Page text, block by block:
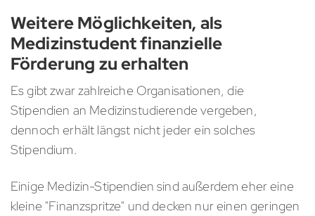
Weitere Möglichkeiten, als
Medizinstudent finanzielle
Förderung zu erhalten
Es gibt zwar zahlreiche Organisationen, die
Stipendien an Medizinstudierende vergeben,
dennoch erhält längst nicht jeder ein solches
Stipendium.
Einige Medizin-Stipendien sind außerdem eher eine
kleine "Finanzspritze" und decken nur einen geringen